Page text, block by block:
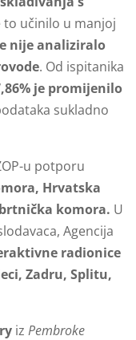
to učinilo u manjoj
nije analiziralo
. Od ispitanika
je promijenilo
sukladno
u potporu
Hrvatska
komora. U
Agencija
radionice
Zadru, Splitu,
iz Pembroke